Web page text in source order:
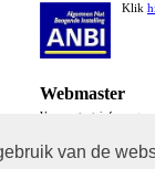
van de
Klik
Webmaster
Voor content, info, vragen,